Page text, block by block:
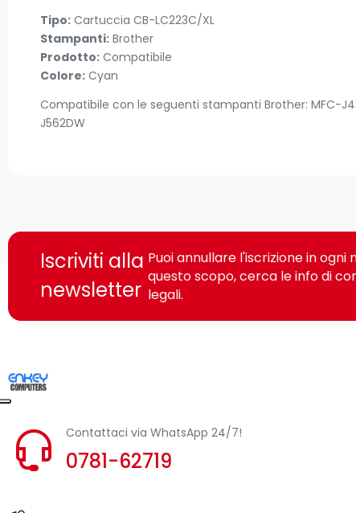
Tipo: Cartuccia CB-LC223C/XL
Stampanti: Brother
Prodotto: Compatibile
Colore: Cyan
Compatibile con le seguenti stampanti Brother: MFC-
J562DW
Iscriviti alla
newsletter
Puoi annullare l'iscrizione in ogni
questo scopo, cerca le info di
legali.
Contattaci via WhatsApp 24/7!
0781-62719